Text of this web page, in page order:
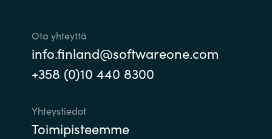
Ota yhteyttä
info.finland@softwareone.com
+358 (0)10 440 8300
Yhteystiedot
Toimipisteemme